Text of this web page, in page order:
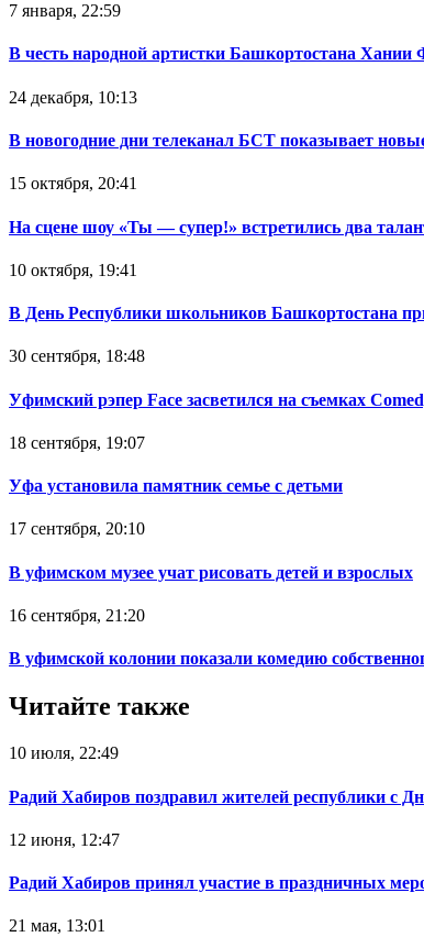
7 января, 22:59
В честь народной артистки Башкортостана Хании
24 декабря, 10:13
В новогодние дни телеканал БСТ показывает
15 октября, 20:41
На сцене шоу «Ты — супер!» встретились два
10 октября, 19:41
В День Республики школьников Башкортостана
30 сентября, 18:48
Уфимский рэпер Face засветился на съемках
18 сентября, 19:07
Уфа установила памятник семье с детьми
17 сентября, 20:10
В уфимском музее учат рисовать детей и взрослых
16 сентября, 21:20
В уфимской колонии показали комедию
Читайте также
10 июля, 22:49
Радий Хабиров поздравил жителей республики с
12 июня, 12:47
Радий Хабиров принял участие в праздничных
21 мая, 13:01